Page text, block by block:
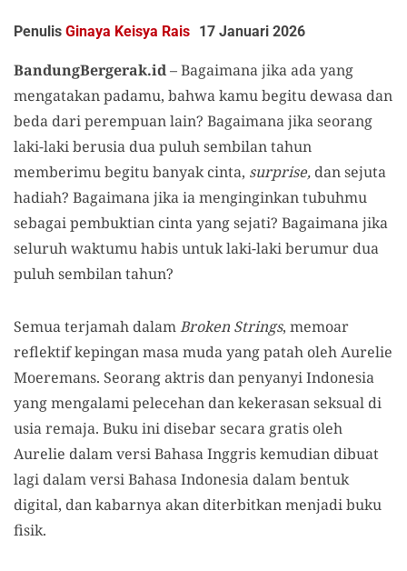
Penulis Ginaya Keisya Rais 17 Januari 2026
BandungBergerak.id– Bagaimana jika ada yang
mengatakan padamu, bahwa kamu begitu dewasa dan
beda dari perempuan lain? Bagaimana jika seorang
laki-laki berusia dua puluh sembilan tahun
memberimu begitu banyak cinta, surprise, dan sejuta
hadiah? Bagaimana jika ia menginginkan tubuhmu
sebagai pembuktian cinta yang sejati? Bagaimana jika
seluruh waktumu habis untuk laki-laki berumur dua
puluh sembilan tahun?
Semua terjamah dalamBroken Strings, memoar
reflektif kepingan masa muda yang patah oleh Aurelie
Moeremans. Seorang aktris dan penyanyi Indonesia
yang mengalami pelecehan dan kekerasan seksual di
usia remaja. Buku ini disebar secara gratis oleh
Aurelie dalam versi Bahasa Inggris kemudian dibuat
lagi dalam versi Bahasa Indonesia dalam bentuk
digital, dan kabarnya akan diterbitkan menjadi buku
fisik.